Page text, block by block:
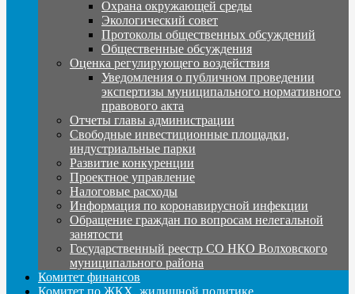
Охрана окружающей среды
Экологический совет
Протоколы общественных обсуждений
Общественные обсуждения
Оценка регулирующего воздействия
Уведомления о публичном проведении
экспертизы муниципального нормативного
правового акта
Отчеты главы администрации
Свободные инвестиционные площадки,
индустриальные парки
Развитие конкуренции
Проектное управление
Налоговые расходы
Информация по коронавирусной инфекции
Обращение граждан по вопросам нелегальной
занятости
Государственный реестр СО НКО Волховского
муниципального района
Комитет финансов
Комитет по ЖКХ, жилищной политике